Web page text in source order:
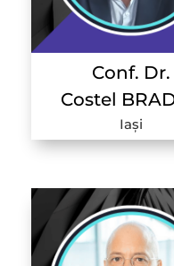
Conf. Dr.
Costel
Iași